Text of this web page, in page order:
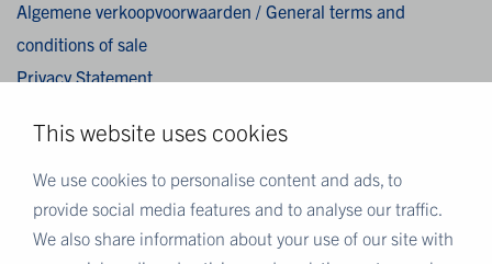
This website uses cookies
We use cookies to personalise content and ads, to
provide social media features and to analyse our traffic.
We also share information about your use of our site with
Algemene verkoopvoorwaarden / General terms and
conditions of sale
Privacy Statement
Disclaimer
MEER EUROFINS
Eurofins Nederland